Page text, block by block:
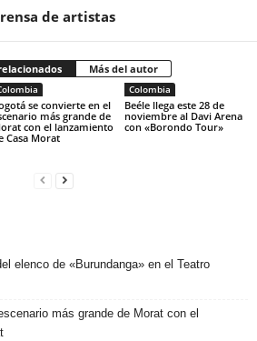
de artistas
Más del autor
se convierte en el
más grande de
con el lanzamiento
Casa Morat
Colombia
Beéle llega este 28 de
noviembre al Davi Arena
con «Borondo Tour»
elenco de «Burundanga» en el Teatro
más grande de Morat con el